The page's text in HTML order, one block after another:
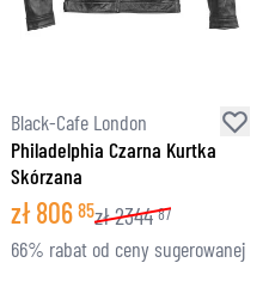
Black-Cafe London
Philadelphia Czarna Kurtka
Skórzana
zł806 85zł2344 87
66% rabat od ceny sugerowanej